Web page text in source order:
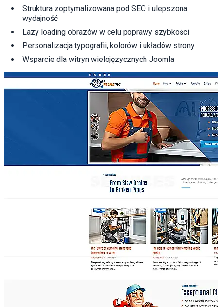
Struktura zoptymalizowana pod SEO i ulepszona
wydajność
Lazy loading obrazów w celu poprawy szybkości
Personalizacja typografii, kolorów i układów strony
Wsparcie dla witryn wielojęzycznych Joomla